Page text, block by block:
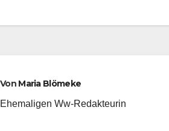
Von Maria Blömeke
Ehemaligen Ww-Redakteurin